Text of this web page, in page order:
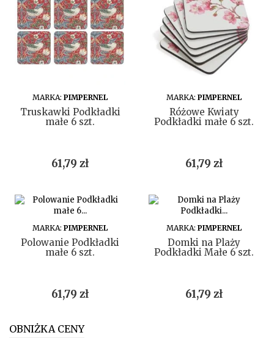
DO KOSZYKA
MARKA: PIMPERNEL
Truskawki Podkładki
małe 6 szt.
Cena
61,79 zł
DO KOSZYKA
MARKA: PIMPERNEL
Różowe Kwiaty
Podkładki małe 6 szt.
Cena
61,79 zł
DO KOSZYKA
MARKA: PIMPERNEL
Polowanie Podkładki
małe 6 szt.
Cena
61,79 zł
DO KOSZYKA
MARKA: PIMPERNEL
Domki na Plaży
Podkładki Małe 6 szt.
Cena
61,79 zł
OBNIŻKA CENY